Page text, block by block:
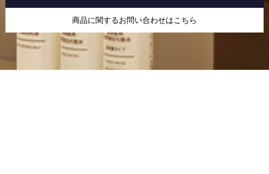
商品に関するお問い合わせはこちら